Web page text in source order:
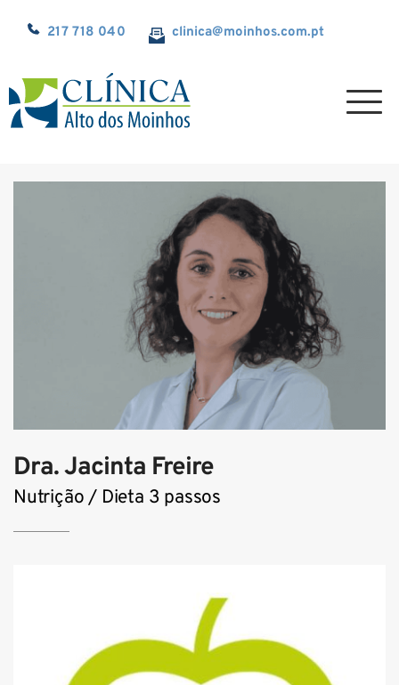
217 718 040 clinica@moinhos.com.pt
Dra. Jacinta Freire
Nutrição / Dieta 3 passos